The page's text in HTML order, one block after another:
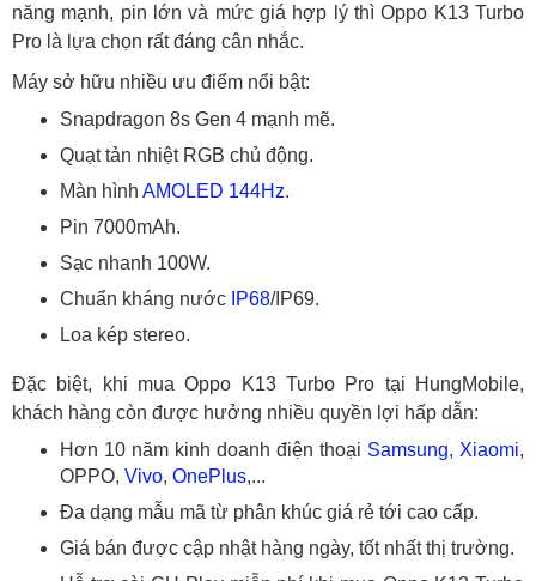
năng mạnh, pin lớn và mức giá hợp lý thì Oppo K13 Turbo
Pro là lựa chọn rất đáng cân nhắc.
Máy sở hữu nhiều ưu điểm nổi bật:
Snapdragon 8s Gen 4 mạnh mẽ.
Quạt tản nhiệt RGB chủ động.
Màn hình AMOLED 144Hz.
Pin 7000mAh.
Sạc nhanh 100W.
Chuẩn kháng nước IP68/IP69.
Loa kép stereo.
Đặc biệt, khi mua Oppo K13 Turbo Pro tại HungMobile,
khách hàng còn được hưởng nhiều quyền lợi hấp dẫn:
Hơn 10 năm kinh doanh điện thoại Samsung, Xiaomi,
OPPO, Vivo, OnePlus,...
Đa dạng mẫu mã từ phân khúc giá rẻ tới cao cấp.
Giá bán được cập nhật hàng ngày, tốt nhất thị trường.